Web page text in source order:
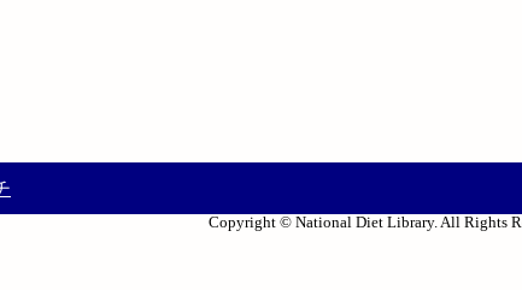
Copyright © National Diet Library. All Rights